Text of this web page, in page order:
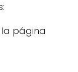
página